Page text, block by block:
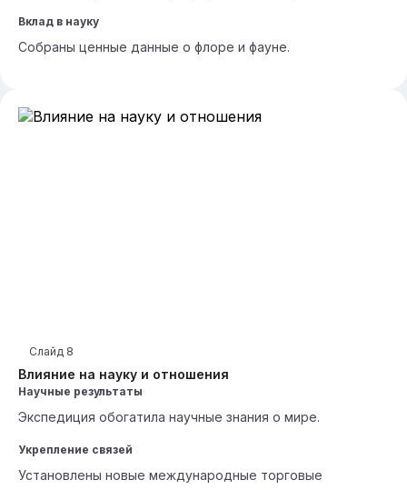
Вклад в науку
Собраны ценные данные о флоре и фауне.
Влияние на науку и отношения
Слайд 8
Научные результаты
Экспедиция обогатила научные знания о мире.
Укрепление связей
Установлены новые международные торговые